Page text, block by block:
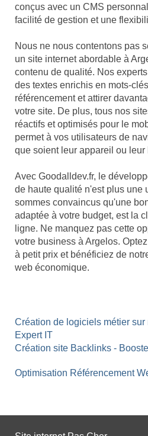
conçus avec un CMS
facilité de gestion et une
Nous ne nous contentons pas
un site internet abordable à
contenu de qualité. Nos
des textes enrichis en mots-
référencement et attirer
votre site. De plus, tous nos
réactifs et optimisés pour le
permet à vos utilisateurs de
que soient leur appareil ou leur
Avec Goodalldev.fr, le
de haute qualité n'est plus une
sommes convaincus qu'une
adaptée à votre budget, est la
ligne. Ne manquez pas cette
votre business à Argelos.
à petit prix et bénéficiez de
web économique.
Création de logiciels métier sur
Expert IT
Création site Backlinks -
Optimisation Référencement